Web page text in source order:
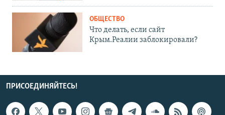
ОБЩЕСТВО
Что делать, если сайт
Крым.Реалии заблокировали?
ПРИСОЕДИНЯЙТЕСЬ!